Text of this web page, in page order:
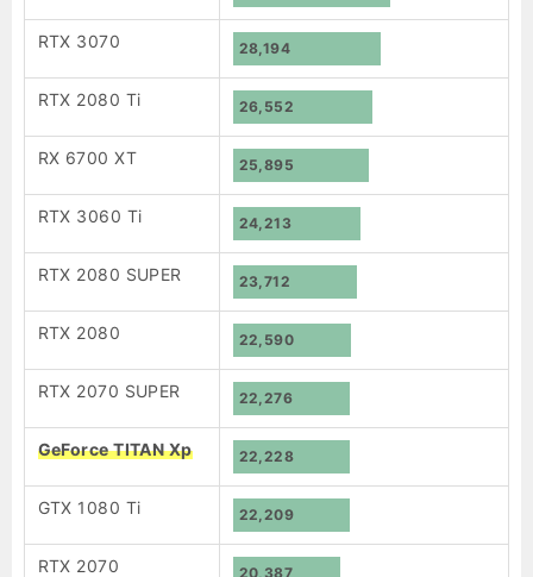
RTX 3070 28,194
RTX 2080 Ti 26,552
RX 6700 XT 25,895
RTX 3060 Ti 24,213
RTX 2080 SUPER 23,712
RTX 2080 22,590
RTX 2070 SUPER 22,276
GeForce TITAN Xp 22,228
GTX 1080 Ti 22,209
RTX 2070 20,387